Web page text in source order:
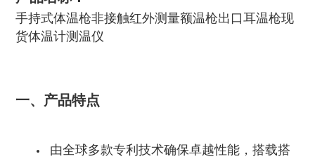
手持式体温枪非接触红外测量额温枪出口耳温枪现
货体温计测温仪
一、产品特点
由全球多款专利技术确保卓越性能，搭载搭